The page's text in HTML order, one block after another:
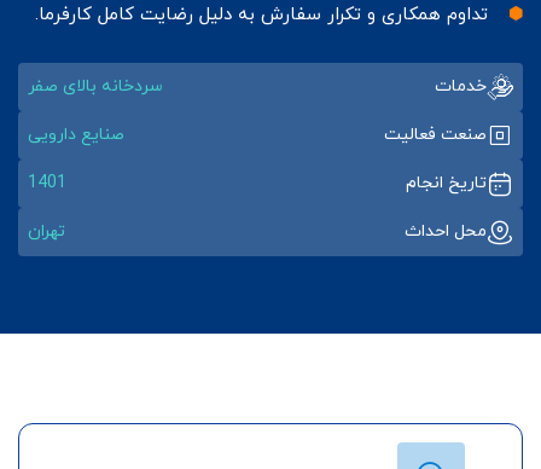
تداوم همکاری و تکرار سفارش به دلیل رضایت کامل کارفرما.
خدمات سردخانه بالای صفر
صنعت فعالیت صنایع دارویی
تاریخ انجام 1401
محل احداث تهران